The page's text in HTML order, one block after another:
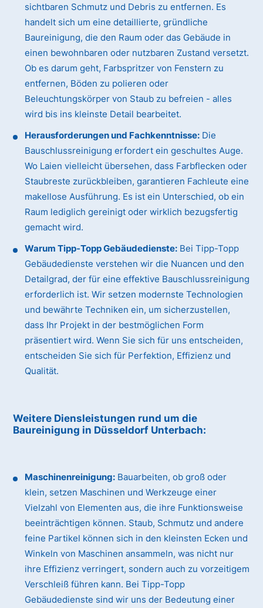
sichtbaren Schmutz und Debris zu entfernen. Es
handelt sich um eine detaillierte, gründliche
Baureinigung, die den Raum oder das Gebäude in
einen bewohnbaren oder nutzbaren Zustand versetzt.
Ob es darum geht, Farbspritzer von Fenstern zu
entfernen, Böden zu polieren oder
Beleuchtungskörper von Staub zu befreien - alles
wird bis ins kleinste Detail bearbeitet.
Herausforderungen und Fachkenntnisse: Die
Bauschlussreinigung erfordert ein geschultes Auge.
Wo Laien vielleicht übersehen, dass Farbflecken oder
Staubreste zurückbleiben, garantieren Fachleute eine
makellose Ausführung. Es ist ein Unterschied, ob ein
Raum lediglich gereinigt oder wirklich bezugsfertig
gemacht wird.
Warum Tipp-Topp Gebäudedienste: Bei Tipp-Topp
Gebäudedienste verstehen wir die Nuancen und den
Detailgrad, der für eine effektive Bauschlussreinigung
erforderlich ist. Wir setzen modernste Technologien
und bewährte Techniken ein, um sicherzustellen,
dass Ihr Projekt in der bestmöglichen Form
präsentiert wird. Wenn Sie sich für uns entscheiden,
entscheiden Sie sich für Perfektion, Effizienz und
Qualität.
Weitere Diensleistungen rund um die
Baureinigung in Düsseldorf Unterbach:
Maschinenreinigung: Bauarbeiten, ob groß oder
klein, setzen Maschinen und Werkzeuge einer
Vielzahl von Elementen aus, die ihre Funktionsweise
beeinträchtigen können. Staub, Schmutz und andere
feine Partikel können sich in den kleinsten Ecken und
Winkeln von Maschinen ansammeln, was nicht nur
ihre Effizienz verringert, sondern auch zu vorzeitigem
Verschleiß führen kann. Bei Tipp-Topp
Gebäudedienste sind wir uns der Bedeutung einer